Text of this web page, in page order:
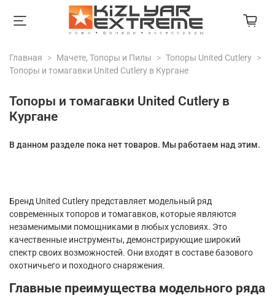
Главная Мачете, Топоры и Пилы
Топоры United Cutlery
Топоры и томагавки United Cutlery в Кургане
Топоры и томагавки United Cutlery в
Кургане
В данном разделе пока нет товаров. Мы работаем над этим.
Бренд United Cutlery представляет модельный ряд
современных топоров и томагавков, которые являются
незаменимыми помощниками в любых условиях. Это
качественные инструменты, демонстрирующие широкий
спектр своих возможностей. Они входят в составе базового
охотничьего и походного снаряжения.
Главные преимущества модельного ряда